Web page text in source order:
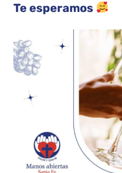
Te esperamos